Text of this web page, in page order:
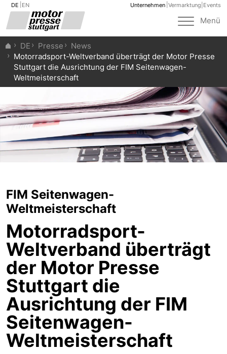
DE EN Unternehmen Vermarktung Events
Toggle
Menü
DE Presse
News
Motorradsport-Weltverband überträgt der Motor Presse
Stuttgart die Ausrichtung der FIM Seitenwagen-
Weltmeisterschaft
FIM Seitenwagen-
Weltmeisterschaft
Motorradsport-
Weltverband überträgt
der Motor Presse
Stuttgart die
Ausrichtung der FIM
Seitenwagen-
Weltmeisterschaft